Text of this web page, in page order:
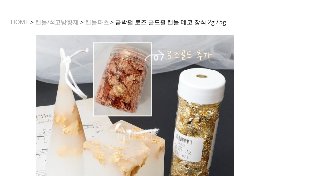
HOME > 캔들/석고방향제 > 캔들파츠 > 금박펄 로즈 골드펄 캔들 데코 장식 2g / 5g